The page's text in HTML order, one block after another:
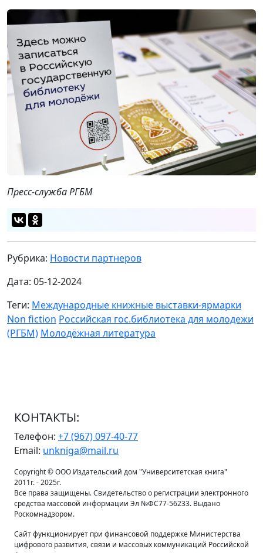
Пресс-служба РГБМ
Рубрика: Новости партнеров
Дата: 05-12-2024
Теги: Международные книжные выставки-ярмарки
Non fiction Российская гос.библиотека для молодежи
(РГБМ) Молодёжная литература
КОНТАКТЫ:
Телефон: +7 (967) 097-40-77
Email: unkniga@mail.ru
Copyright © ООО Издательский дом "Университетская книга"
2011г. - 2025г.
Все права защищены. Свидетельство о регистрации электронного
средства массовой информации Эл №ФС77-56233. Выдано
Роскомнадзором.
Сайт функционирует при финансовой поддержке Министерства
цифрового развития, связи и массовых коммуникаций Российской